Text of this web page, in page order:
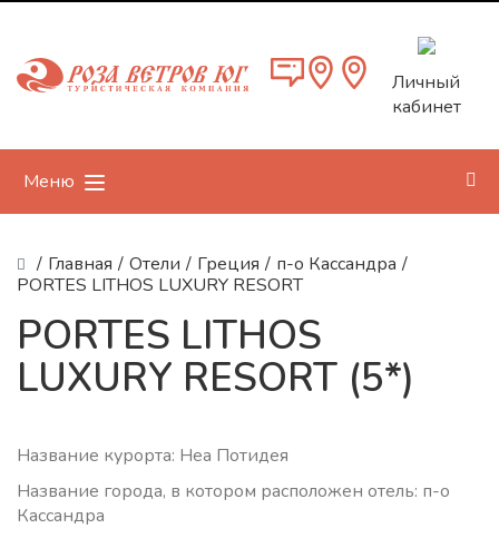
Личный
кабинет
Меню
/ Главная / Отели / Греция / п-о Кассандра /
PORTES LITHOS LUXURY RESORT
PORTES LITHOS
LUXURY RESORT (5*)
Название курорта: Неа Потидея
Название города, в котором расположен отель: п-о
Кассандра